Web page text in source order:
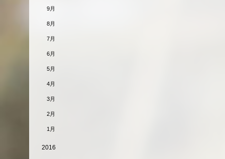
9月
8月
7月
6月
5月
4月
3月
2月
1月
2016